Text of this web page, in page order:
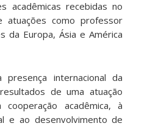
acadêmicas recebidas no
como professor
da Europa, Ásia e América
internacional da
de uma atuação
acadêmica, à
e ao desenvolvimento de